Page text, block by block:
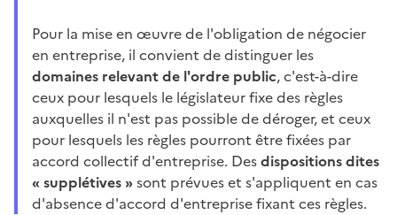
Pour la mise en œuvre de l'obligation de négocier
en entreprise, il convient de distinguer les
domaines relevant de l'ordre public, c'est-à-dire
ceux pour lesquels le législateur fixe des règles
auxquelles il n'est pas possible de déroger, et ceux
pour lesquels les règles pourront être fixées par
accord collectif d'entreprise. Desdispositions dites
« supplétives»sont prévues et s'appliquent en cas
d'absence d'accord d'entreprise fixant ces règles.